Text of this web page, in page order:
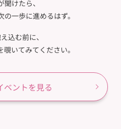
聞けたら、
一歩に進めるはず。
込む前に、
覗いてみてください。
ベントを見る